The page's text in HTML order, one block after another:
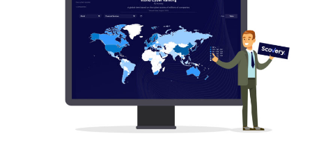
Recherche